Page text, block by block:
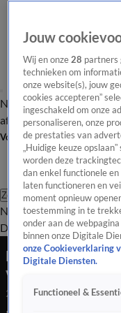
Nieuws van de Dag
afleveringVideo's
Volg Nieuws van de Dag
Zoeken
Nieuws van de Dag
Dag
Video'sUitzendingen
Fortnite onder
van €1,125.000
26 nov 2025, 18:52
Jouw
Wij en onze28 partners
technieken om
onze website(s), jouw
cookies accepteren”
ingeschakeld om onze
personaliseren, onze
de prestaties van
„Huidige keuze
worden deze
dan enkel functionele
laten functioneren en
moment opnieuw
toestemming in te
onder aan de
binnen onze Digitale
onze Cookieverklaring
Digitale Diensten.
Functioneel &